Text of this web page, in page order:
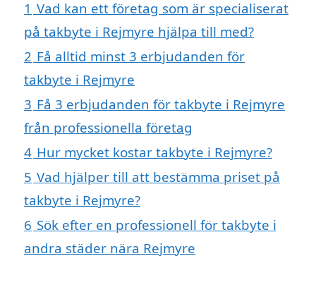
1 Vad kan ett företag som är specialiserat
på takbyte i Rejmyre hjälpa till med?
2 Få alltid minst 3 erbjudanden för
takbyte i Rejmyre
3 Få 3 erbjudanden för takbyte i Rejmyre
från professionella företag
4 Hur mycket kostar takbyte i Rejmyre?
5 Vad hjälper till att bestämma priset på
takbyte i Rejmyre?
6 Sök efter en professionell för takbyte i
andra städer nära Rejmyre